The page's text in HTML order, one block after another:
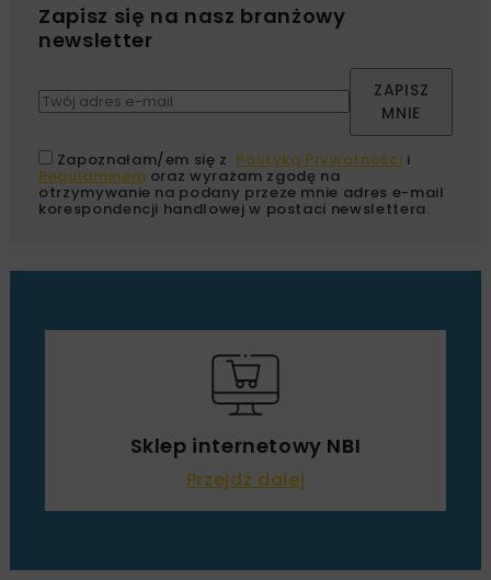
Zapisz się na nasz branżowy
newsletter
ZAPISZ
MNIE
Zapoznałam/em się z Polityką Prywatności i
Regulaminem oraz wyrażam zgodę na
otrzymywanie na podany przeze mnie adres e-mail
korespondencji handlowej w postaci newslettera.
Sklep internetowy NBI
Przejdź dalej